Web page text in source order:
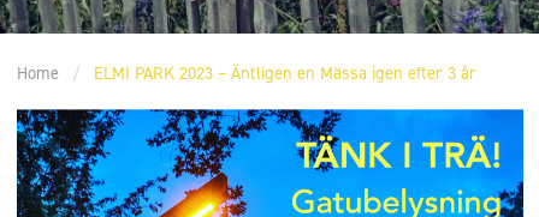
Home / ELMI PARK 2023 – Äntligen en Mässa igen efter 3 år